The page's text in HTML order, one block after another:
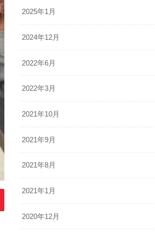
2025年1月
2024年12月
2022年6月
2022年3月
2021年10月
2021年9月
2021年8月
2021年1月
2020年12月